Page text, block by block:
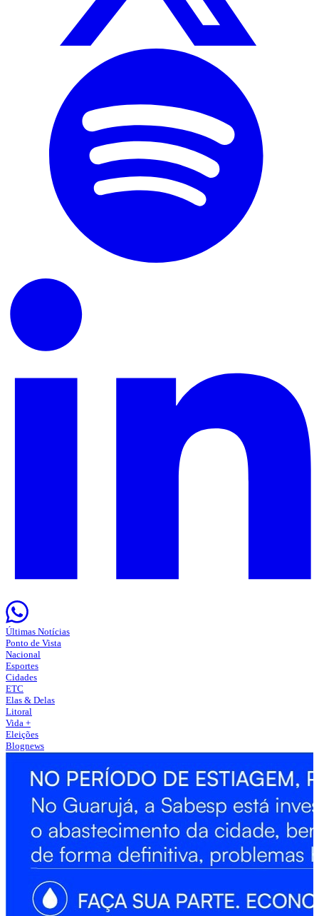
Últimas Notícias
Ponto de Vista
Nacional
Esportes
Cidades
ETC
Elas & Delas
Litoral
Vida +
Eleições
Blognews